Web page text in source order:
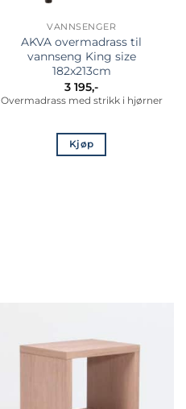
VANNSENGER
AKVA overmadrass til
vannseng King size
182x213cm
3 195,-
Overmadrass med strikk i hjørner
Kjøp